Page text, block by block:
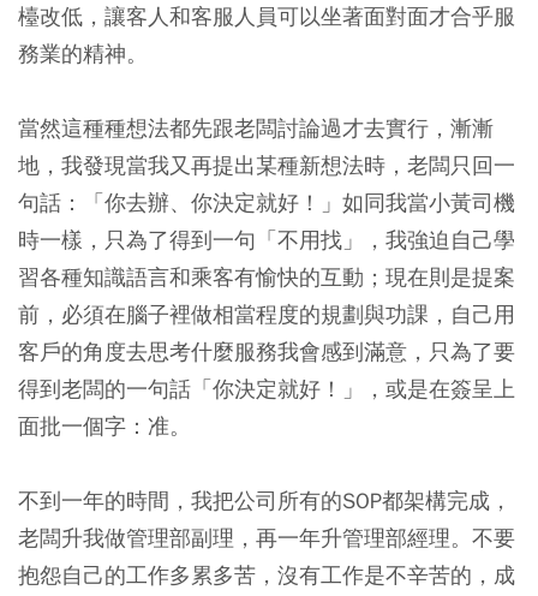
檯改低，讓客人和客服人員可以坐著面對面才合乎服
務業的精神。
當然這種種想法都先跟老闆討論過才去實行，漸漸
地，我發現當我又再提出某種新想法時，老闆只回一
句話：「你去辦、你決定就好！」如同我當小黃司機
時一樣，只為了得到一句「不用找」，我強迫自己學
習各種知識語言和乘客有愉快的互動；現在則是提案
前，必須在腦子裡做相當程度的規劃與功課，自己用
客戶的角度去思考什麼服務我會感到滿意，只為了要
得到老闆的一句話「你決定就好！」，或是在簽呈上
面批一個字：准。
不到一年的時間，我把公司所有的SOP都架構完成，
老闆升我做管理部副理，再一年升管理部經理。不要
抱怨自己的工作多累多苦，沒有工作是不辛苦的，成